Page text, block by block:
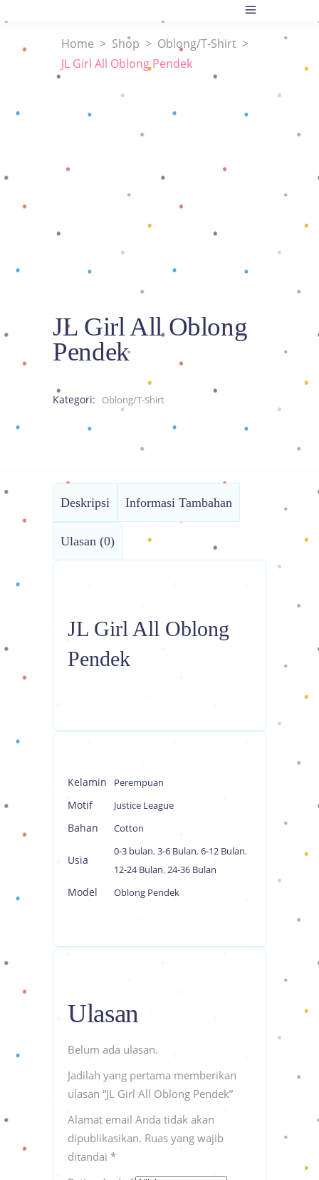
Home > Shop > Oblong/T-Shirt >
JL Girl All Oblong Pendek
JL Girl All Oblong
Pendek
Kategori: Oblong/T-Shirt
Deskripsi Informasi Tambahan
Ulasan (0)
JL Girl All Oblong
Pendek
Kelamin Perempuan
Motif Justice League
Bahan Cotton
Usia
0-3 bulan, 3-6 Bulan, 6-12 Bulan,
12-24 Bulan, 24-36 Bulan
Model Oblong Pendek
Ulasan
Belum ada ulasan.
Jadilah yang pertama memberikan
ulasan “JL Girl All Oblong Pendek”
Alamat email Anda tidak akan
dipublikasikan. Ruas yang wajib
ditandai *